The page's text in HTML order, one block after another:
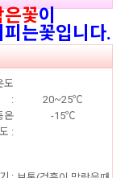
꽃이
입니다.
도
:
온
도 :
20~25℃
-15℃